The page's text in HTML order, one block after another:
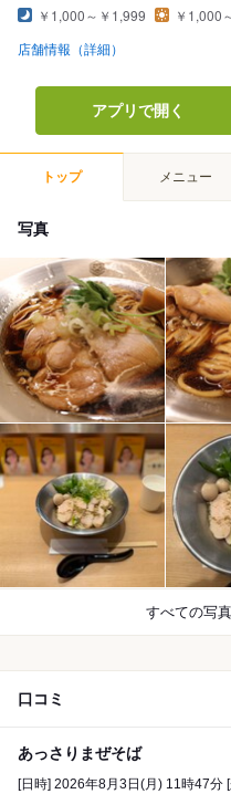
￥1,000～￥1,999 ￥1,000
店舗情報（詳細）
アプリで開く
トップ メニュー
写真
すべての写
口コミ
あっさりまぜそば
[日時] 2026年8月3日(月) 11時47分 [来店時の食べログ値] 3.54 [待ち時間]